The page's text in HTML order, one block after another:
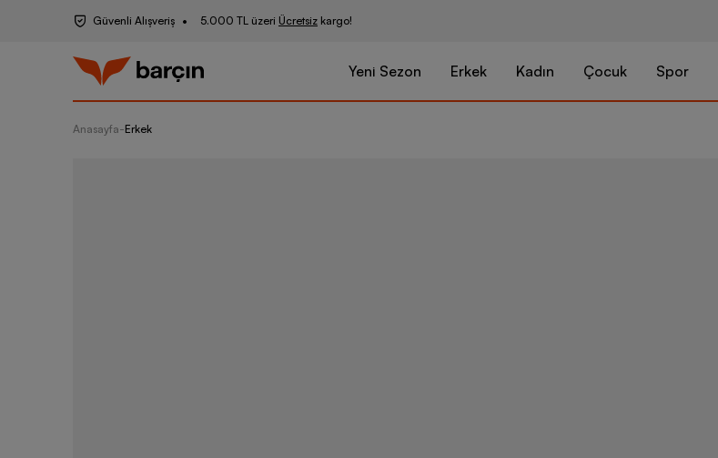
Güvenli Alışveriş 5.000 TL üzeri Ücretsiz kargo!
Yeni Sezon Erkek Kadın Çocuk Spor
Anasayfa-Erkek